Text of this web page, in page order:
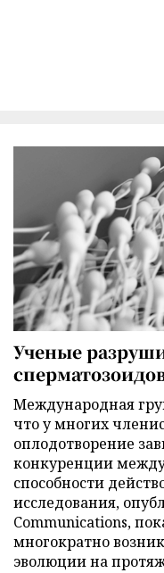
Ученые
Международная
что у многих
оплодотворение
конкуренции
способности
исследования,
Communications,
многократно
эволюции на